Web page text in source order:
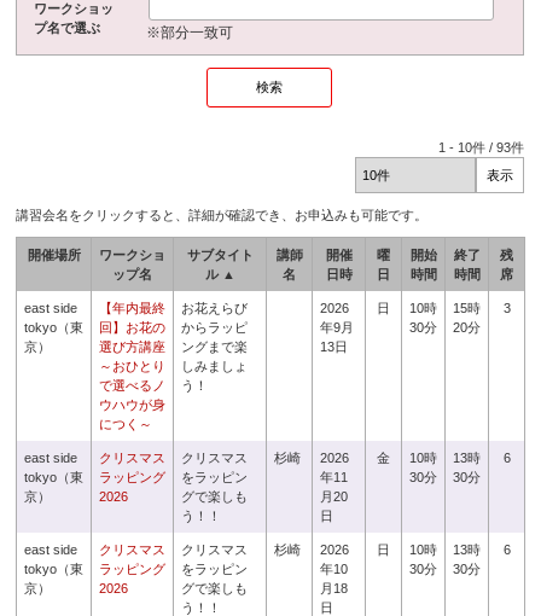
ワークショッ
プ名で選ぶ
※部分一致可
1 - 10件 /93件
講習会名をクリックすると、詳細が確認でき、お申込みも可能です。
開催場所
ワークショ
ップ名
サブタイト
ル ▲
講師
名
開催
日時
曜
日
開始
時間
終了
時間
残
席
east side
tokyo（東
京）
【年内最終
回】お花の
選び方講座
～おひとり
で選べるノ
ウハウが身
につく～
お花えらび
からラッピ
ングまで楽
しみましょ
う！
2026
年9月
13日
日
10時
30分
15時
20分
3
east side
tokyo（東
京）
クリスマス
ラッピング
2026
クリスマス
をラッピン
グで楽しも
う！！
杉崎
2026
年11
月20
日
金
10時
30分
13時
30分
6
east side
tokyo（東
京）
クリスマス
ラッピング
2026
クリスマス
をラッピン
グで楽しも
う！！
杉崎
2026
年10
月18
日
日
10時
30分
13時
30分
6